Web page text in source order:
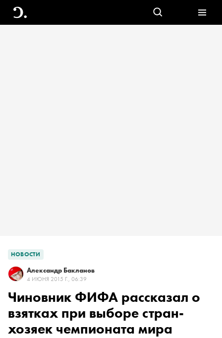
НОВОСТИ
Александр Бакланов
4 ИЮНЯ 2015 Г., 06:39
Чиновник ФИФА рассказал о
взятках при выборе стран-
хозяек чемпионата мира